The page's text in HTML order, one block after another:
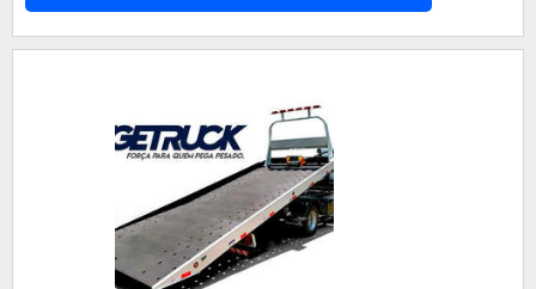
trocadas, caso não estejam trabalhando